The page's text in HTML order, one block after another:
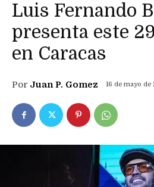
Luis Fernando
presenta este
en Caracas
Por Juan P. Gomez 16 de mayo de